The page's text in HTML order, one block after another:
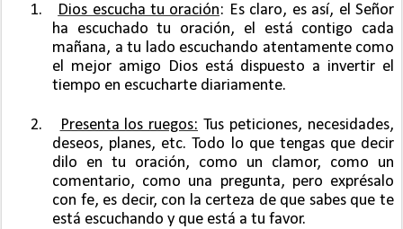
1. Dios escucha tu oración: Es claro, es así, el Señor
ha escuchado tu oración, el está contigo cada
mañana, a tu lado escuchando atentamente como
el mejor amigo Dios está dispuesto a invertir el
tiempo en escucharte diariamente.
2. Presenta los ruegos: Tus peticiones, necesidades,
deseos, planes, etc. Todo lo que tengas que decir
dilo en tu oración, como un clamor, como un
comentario, como una pregunta, pero exprésalo
con fe, es decir, con la certeza de que sabes que te
está escuchando y que está a tu favor.